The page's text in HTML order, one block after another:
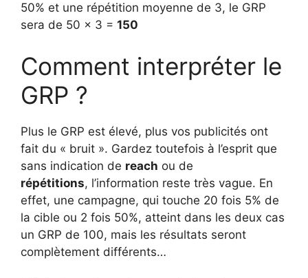
50% et une répétition moyenne de 3, le GRP
sera de 50 x 3 = 150
Comment interpréter le
GRP ?
Plus le GRP est élevé, plus vos publicités ont
fait du « bruit ». Gardez toutefois à l’esprit que
sans indication de reach ou de
répétitions, l’information reste très vague. En
effet, une campagne, qui touche 20 fois 5% de
la cible ou 2 fois 50%, atteint dans les deux cas
un GRP de 100, mais les résultats seront
complètement différents…